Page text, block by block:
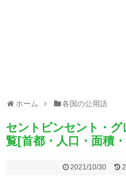
ホーム 各国の公用語
セントビンセント・
覧[首都・人口・面積
2021/10/30